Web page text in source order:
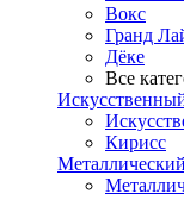
Вокс
Гранд
Дёке
Все
Кирисс